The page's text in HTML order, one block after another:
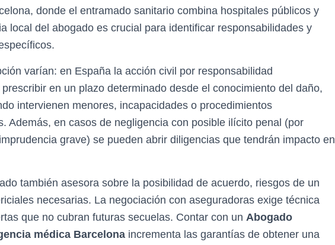
donde el entramado sanitario combina hospitales públicos y
local del abogado es crucial para identificar responsabilidades y
varían: en España la acción civil por responsabilidad
en un plazo determinado desde el conocimiento del daño,
intervienen menores, incapacidades o procedimientos
Además, en casos de negligencia con posible ilícito penal (por
grave) se pueden abrir diligencias que tendrán impacto en
también asesora sobre la posibilidad de acuerdo, riesgos de un
necesarias. La negociación con aseguradoras exige técnica
que no cubran futuras secuelas. Contar con un Abogado
médica Barcelona incrementa las garantías de obtener una